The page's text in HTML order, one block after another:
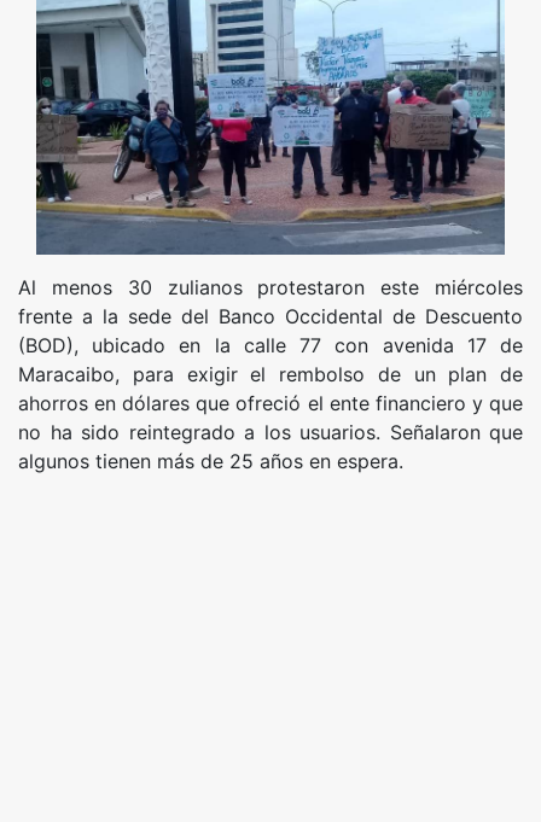
Al menos 30 zulianos protestaron este miércoles
frente a la sede del Banco Occidental de Descuento
(BOD), ubicado en la calle 77 con avenida 17 de
Maracaibo, para exigir el rembolso de un plan de
ahorros en dólares que ofreció el ente financiero y que
no ha sido reintegrado a los usuarios. Señalaron que
algunos tienen más de 25 años en espera.